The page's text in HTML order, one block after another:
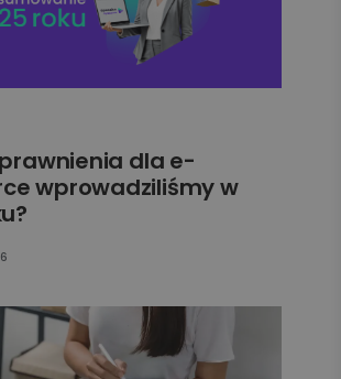
dla e-
wprowadziliśmy w